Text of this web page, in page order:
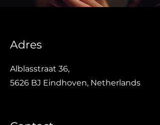
Adres
Alblasstraat 36,
5626 BJ Eindhoven, Netherlands